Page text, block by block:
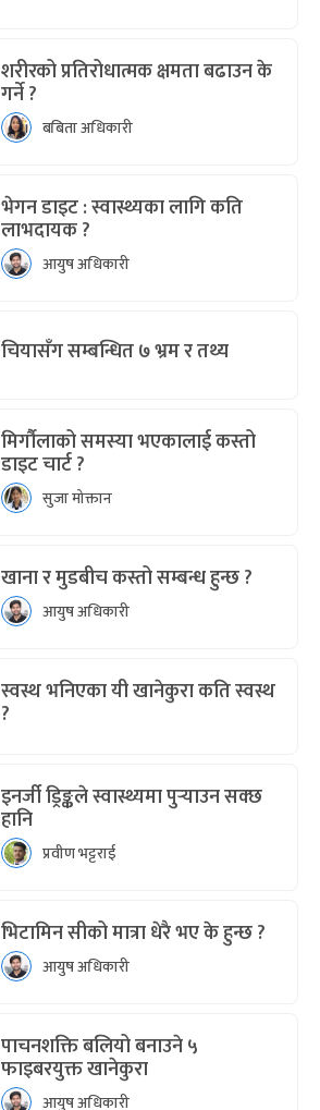
शरीरको प्रतिरोधात्मक क्षमता बढाउन के
गर्ने ?
बबिता अधिकारी
भेगन डाइट : स्वास्थ्यका लागि कति
लाभदायक ?
आयुष अधिकारी
चियासँग सम्बन्धित ७ भ्रम र तथ्य
मिर्गौलाको समस्या भएकालाई कस्तो
डाइट चार्ट ?
सुजा मोक्तान
खाना र मुडबीच कस्तो सम्बन्ध हुन्छ ?
आयुष अधिकारी
स्वस्थ भनिएका यी खानेकुरा कति स्वस्थ
?
इनर्जी ड्रिङ्कले स्वास्थ्यमा पुर्‍याउन सक्छ
हानि
प्रवीण भट्टराई
भिटामिन सीको मात्रा धेरै भए के हुन्छ ?
आयुष अधिकारी
पाचनशक्ति बलियो बनाउने ५
फाइबरयुक्त खानेकुरा
आयुष अधिकारी